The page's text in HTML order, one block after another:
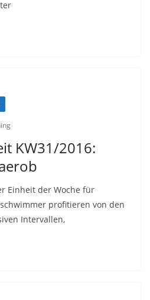
KW31/2016:
Einheit der Woche für
profitieren von den
Intervallen,